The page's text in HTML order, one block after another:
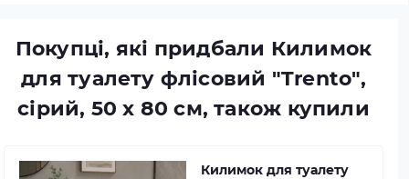
Покупці, які придбали Килимок
для туалету флісовий "Trento",
сірий, 50 х 80 см, також купили
Килимок для туалету